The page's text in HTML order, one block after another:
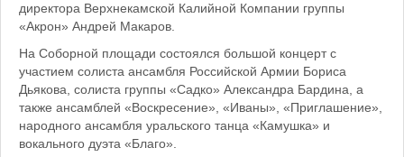
директора Верхнекамской Калийной Компании группы
«Акрон» Андрей Макаров.
На Соборной площади состоялся большой концерт с
участием солиста ансамбля Российской Армии Бориса
Дьякова, солиста группы «Садко» Александра Бардина, а
также ансамблей «Воскресение», «Иваны», «Приглашение»,
народного ансамбля уральского танца «Камушка» и
вокального дуэта «Благо».